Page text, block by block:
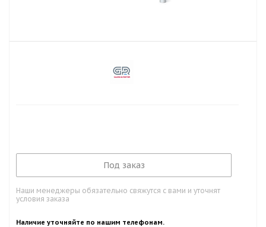
Под заказ
Наши менеджеры обязательно свяжутся с вами и уточнят
условия заказа
Наличие уточняйте по нашим телефонам.